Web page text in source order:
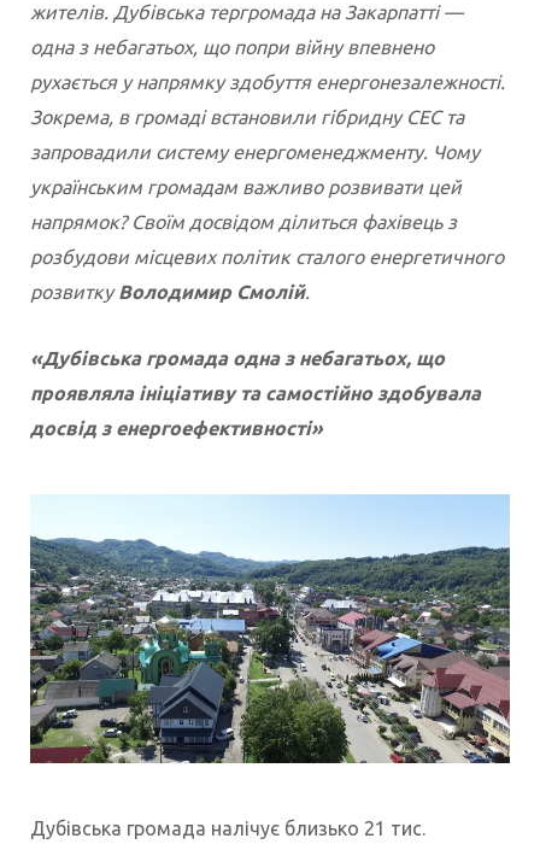
жителів. Дубівська тергромада на Закарпатті —
одна з небагатьох, що попри війну впевнено
рухається у напрямку здобуття енергонезалежності.
Зокрема, в громаді встановили гібридну СЕС та
запровадили систему енергоменеджменту. Чому
українським громадам важливо розвивати цей
напрямок? Своїм досвідом ділиться фахівець з
розбудови місцевих політик сталого енергетичного
розвиткуВолодимир Смолій.
«Дубівська громада одна з небагатьох, що
проявляла ініціативу та самостійно здобувала
досвід з енергоефективності»
Дубівська громада налічує близько 21 тис.